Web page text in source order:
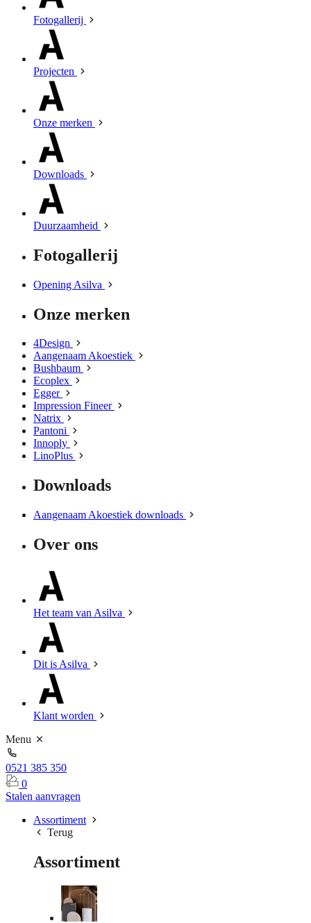
Fotogallerij
Projecten
Onze merken
Downloads
Duurzaamheid
Fotogallerij
Opening Asilva
Onze merken
4Design
Aangenaam Akoestiek
Bushbaum
Ecoplex
Egger
Impression Fineer
Natrix
Pantoni
Innoply
LinoPlus
Downloads
Aangenaam Akoestiek downloads
Over ons
Het team van Asilva
Dit is Asilva
Klant worden
Menu
0521 385 350
0
Stalen aanvragen
Assortiment
Terug
Assortiment